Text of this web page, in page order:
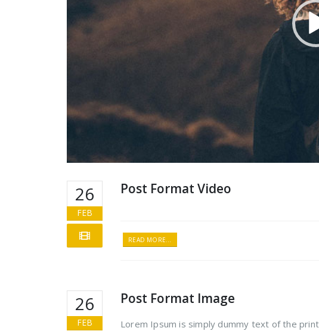
26
FEB
Post Format Video
READ MORE...
26
FEB
Post Format Image
Lorem Ipsum is simply dummy text of the